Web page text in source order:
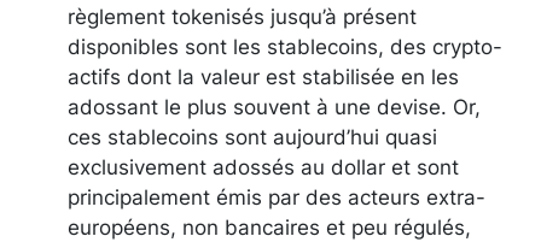
règlement tokenisés jusqu’à présent
disponibles sont les stablecoins, des crypto-
actifs dont la valeur est stabilisée en les
adossant le plus souvent à une devise. Or,
ces stablecoins sont aujourd’hui quasi
exclusivement adossés au dollar et sont
principalement émis par des acteurs extra-
européens, non bancaires et peu régulés,